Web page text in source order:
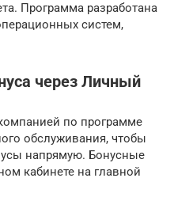
Программа разработана
систем,
через Личный
по программе
обслуживания, чтобы
напрямую. Бонусные
кабинете на главной